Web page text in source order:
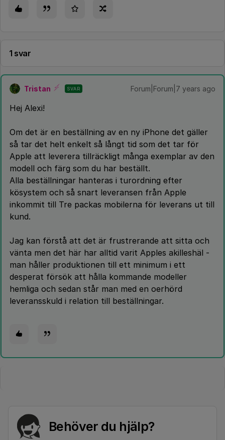
1 svar
Tristan SVAR Forum|Forum|7 years ago
Hej Alexi!
Om det är en beställning av en ny iPhone det gäller
så tar det helt enkelt så långt tid som det tar för
Apple att leverera tillräckligt många exemplar av den
modell och färg som du har beställt.
Alla beställningar hanteras i turordning efter
kösystem och så snart leveransen från Apple
inkommit till Tre packas mobilerna för leverans ut till
kund.
Jag kan förstå att det är frustrerande att sitta och
vänta men det här har alltid varit Apples akilleshäl -
man håller produktionen till ett minimum i ett
desperat försök att hålla kommande modeller
hemliga och sedan står man med en oerhörd
leveransskuld i relation till beställningar.
Behöver du hjälp?